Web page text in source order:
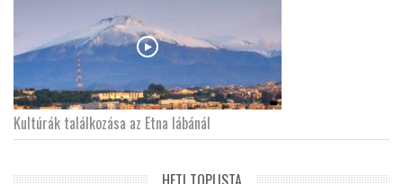
Kultúrák találkozása az Etna lábánál